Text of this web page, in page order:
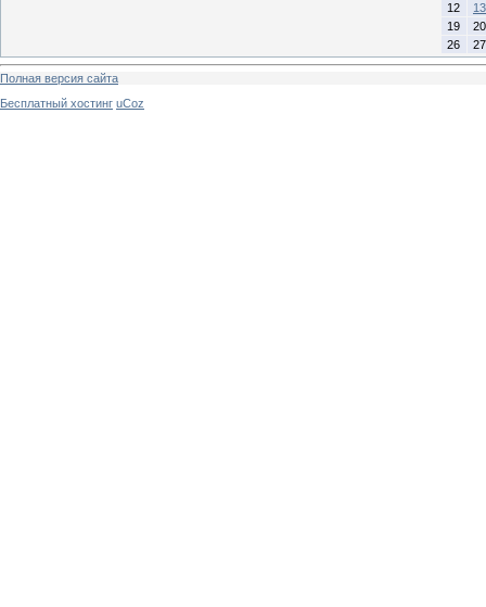
12
13
19
20
26
27
Полная версия сайта
Бесплатный хостинг uCoz